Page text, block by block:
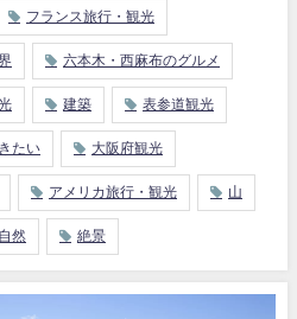
フランス旅行・観光
六本木・西麻布のグルメ
建築 表参道観光
たい 大阪府観光
アメリカ旅行・観光 山
然 絶景